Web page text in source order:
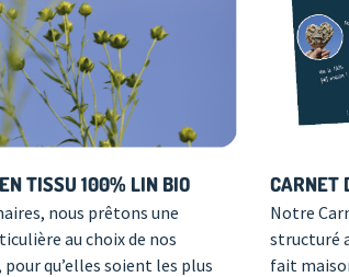
TISSU 100% LIN BIO
nous prêtons une
au choix de nos
qu’elles soient les plus
CARNET
Notre
structuré
fait